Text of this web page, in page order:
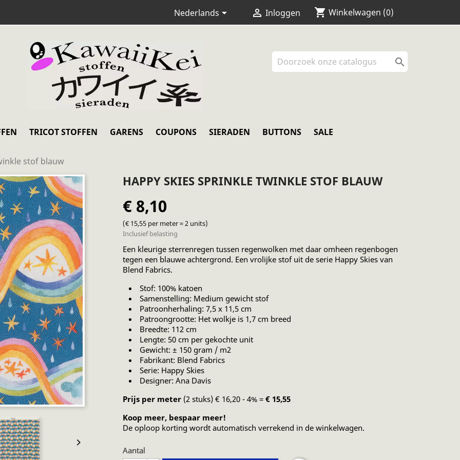
Nederlands  Inloggen shopping_cart Winkelwagen (0)
TRICOT STOFFEN GARENS COUPONS SIERADEN BUTTONS SALE

stof blauw

HAPPY SKIES SPRINKLE TWINKLE STOF BLAUW
€ 8,10
(€ 15,55 per meter = 2 units)
Inclusief belasting
Een kleurige sterrenregen tussen regenwolken met daar omheen regenbogen
tegen een blauwe achtergrond. Een vrolijke stof uit de serie Happy Skies van
Blend Fabrics.
Stof: 100% katoen
Samenstelling: Medium gewicht stof
Patroonherhaling: 7,5 x 11,5 cm
Patroongrootte: Het wolkje is 1,7 cm breed
Breedte: 112 cm
Lengte: 50 cm per gekochte unit
Gewicht: ± 150 gram / m2
Fabrikant: Blend Fabrics
Serie: Happy Skies
Designer: Ana Davis
Prijs per meter (2 stuks) € 16,20 - 4% = € 15,55
Koop meer, bespaar meer!
De oploop korting wordt automatisch verrekend in de winkelwagen.
Aantal